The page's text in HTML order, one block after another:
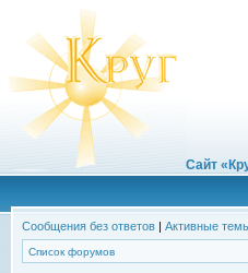
Сайт
Сообщения без ответов | Активные
Список форумов